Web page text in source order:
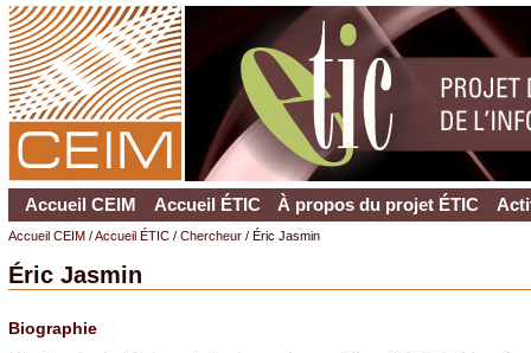
Accueil CEIM Accueil ÉTIC À propos du projet ÉTIC
Accueil CEIM/Accueil ÉTIC/ Chercheur/ Éric Jasmin
Éric Jasmin
Biographie